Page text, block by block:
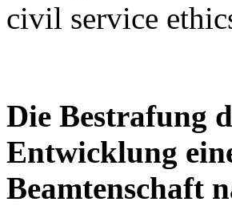
civil service
Die Bestrafung
Entwicklung
Beamtenschaft